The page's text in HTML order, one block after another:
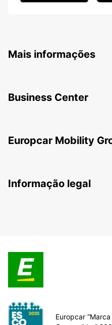
Mais informações
Business Center
Europcar Mobility
Informação legal
Europcar